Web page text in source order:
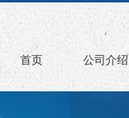
首页 公司介绍